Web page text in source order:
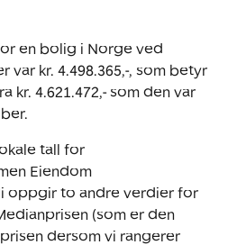
en bolig i Norge ved
var kr. 4.498.365,-, som betyr
kr. 4.621.472,- som den var
tall for
Eiendom
oppgir to andre verdier for
(som er den
dersom vi rangerer